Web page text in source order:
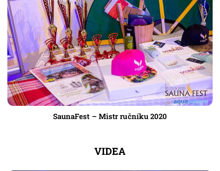
SaunaFest – Mistr ručníku 2020
VIDEA